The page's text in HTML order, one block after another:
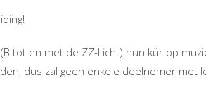
tot en met de ZZ-Licht) hun kür op
dus zal geen enkele deelnemer met